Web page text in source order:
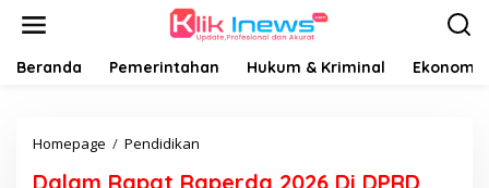
Beranda Pemerintahan Hukum & Kriminal Ekonomi
Homepage / Pendidikan
Raperda
Dalam Rapat Raperda 2026 Di DPRD